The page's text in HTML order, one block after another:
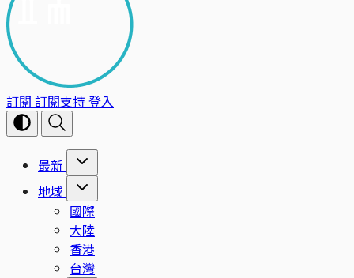
訂閱 訂閱支持登入
最新
地域
國際
大陸
香港
台灣